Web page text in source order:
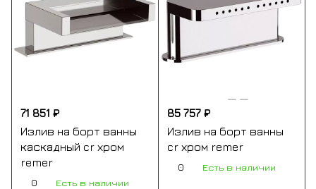
71 851 ₽
Излив на борт ванны
каскадный cr хром
remer
0 Есть в наличии
85 757 ₽
Излив на борт ванны
cr хром remer
0 Есть в наличии